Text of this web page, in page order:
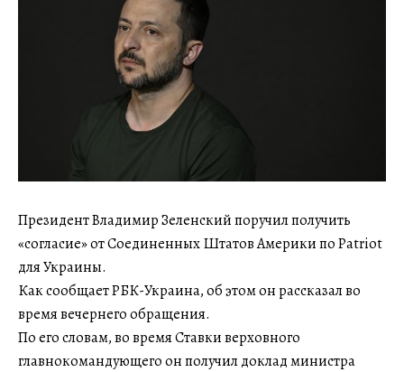
Президент Владимир Зеленский поручил получить
«согласие» от Соединенных Штатов Америки по Patriot
для Украины.
Как сообщает РБК-Украина, об этом он рассказал во
время вечернего обращения.
По его словам, во время Ставки верховного
главнокомандующего он получил доклад министра